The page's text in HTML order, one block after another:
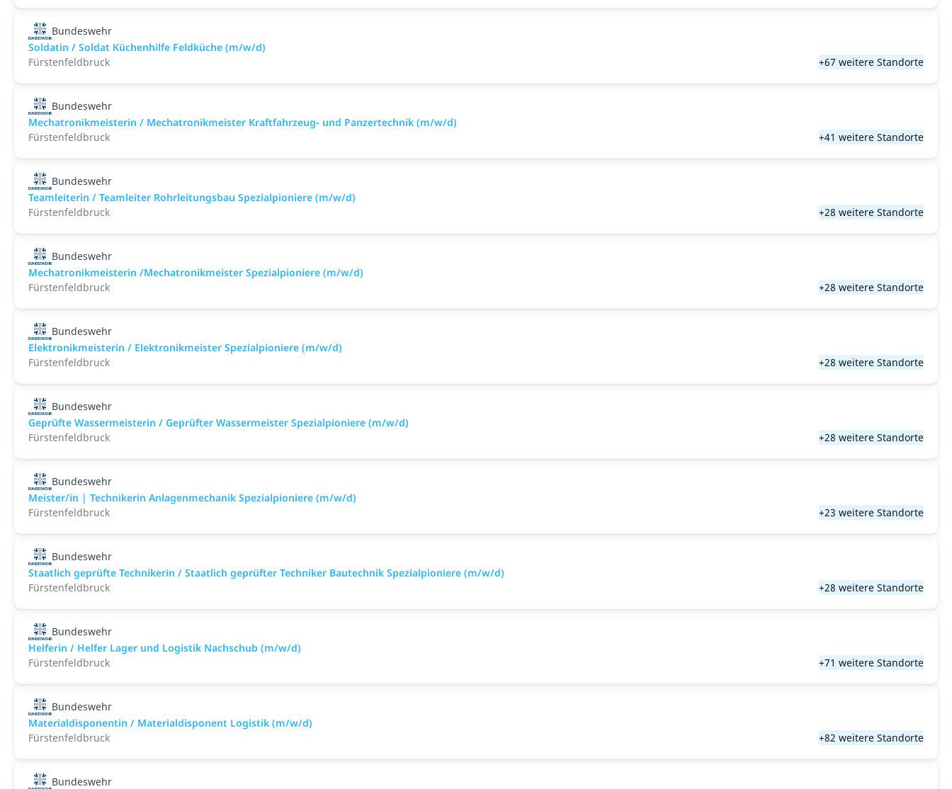
Bundeswehr
Soldatin / Soldat Küchenhilfe Feldküche (m/w/d)
Fürstenfeldbruck
+67 weitere Standorte
Bundeswehr
Mechatronikmeisterin / Mechatronikmeister Kraftfahrzeug- und Panzertechnik (m/w/d)
Fürstenfeldbruck
+41 weitere Standorte
Bundeswehr
Teamleiterin / Teamleiter Rohrleitungsbau Spezialpioniere (m/w/d)
Fürstenfeldbruck
+28 weitere Standorte
Bundeswehr
Mechatronikmeisterin /Mechatronikmeister Spezialpioniere (m/w/d)
Fürstenfeldbruck
+28 weitere Standorte
Bundeswehr
Elektronikmeisterin / Elektronikmeister Spezialpioniere (m/w/d)
Fürstenfeldbruck
+28 weitere Standorte
Bundeswehr
Geprüfte Wassermeisterin / Geprüfter Wassermeister Spezialpioniere (m/w/d)
Fürstenfeldbruck
+28 weitere Standorte
Bundeswehr
Meister/in | Technikerin Anlagenmechanik Spezialpioniere (m/w/d)
Fürstenfeldbruck
+23 weitere Standorte
Bundeswehr
Staatlich geprüfte Technikerin / Staatlich geprüfter Techniker Bautechnik Spezialpioniere (m/w/d)
Fürstenfeldbruck
+28 weitere Standorte
Bundeswehr
Helferin / Helfer Lager und Logistik Nachschub (m/w/d)
Fürstenfeldbruck
+71 weitere Standorte
Bundeswehr
Materialdisponentin / Materialdisponent Logistik (m/w/d)
Fürstenfeldbruck
+82 weitere Standorte
Bundeswehr